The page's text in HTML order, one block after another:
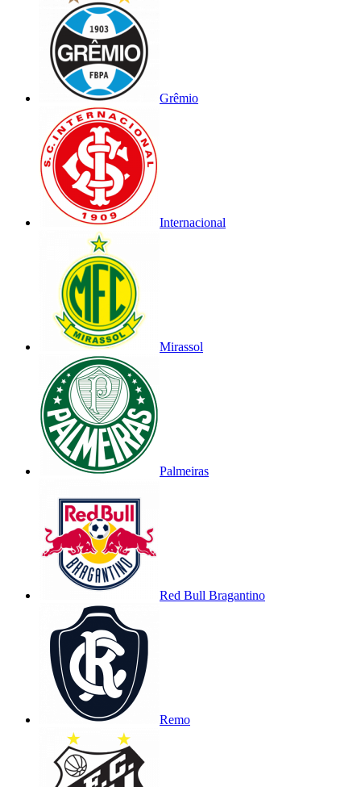
Grêmio
Internacional
Mirassol
Palmeiras
Red Bull Bragantino
Remo